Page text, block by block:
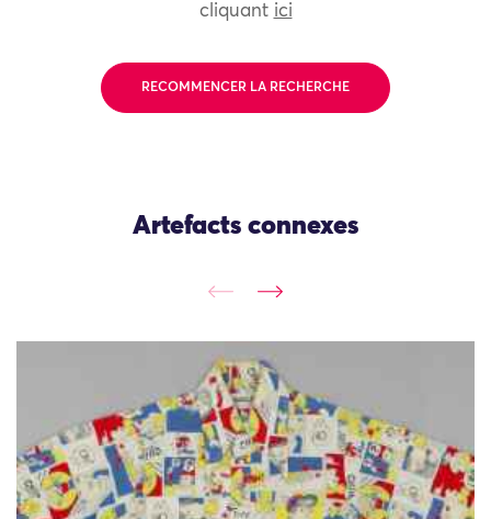
cliquant ici
RECOMMENCER LA RECHERCHE
Artefacts connexes